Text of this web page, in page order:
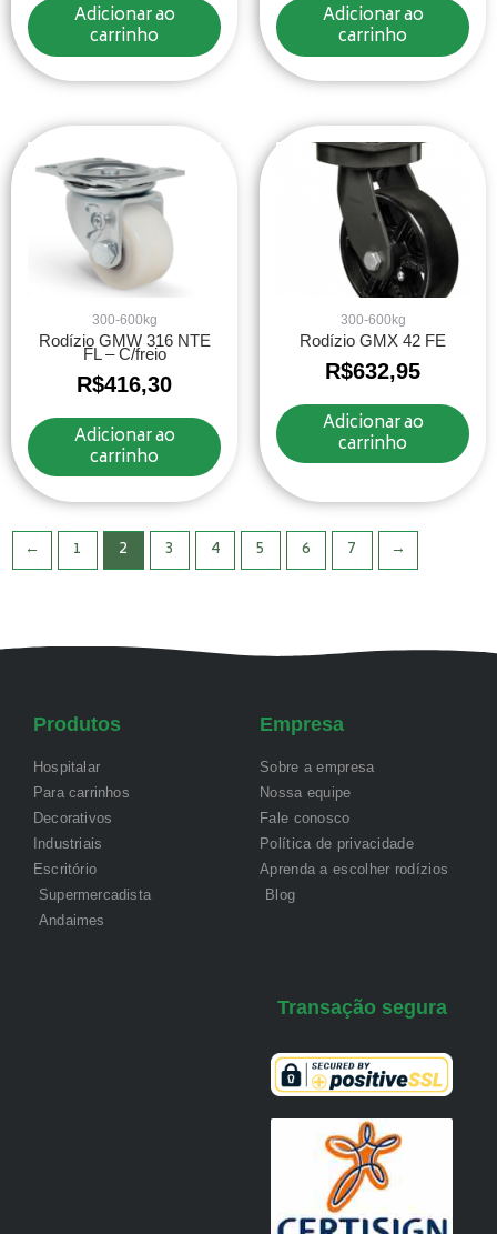
Adicionar ao
carrinho
Adicionar ao
carrinho
300-600kg
Rodízio GMW 316 NTE
FL – C/freio
R$416,30
Adicionar ao
carrinho
300-600kg
Rodízio GMX 42 FE
R$632,95
Adicionar ao
carrinho
← 1 2 3 4 5 6 7 →
Produtos
Hospitalar
Para carrinhos
Decorativos
Industriais
Escritório
Supermercadista
Andaimes
Empresa
Sobre a empresa
Nossa equipe
Fale conosco
Política de privacidade
Aprenda a escolher rodízios
Blog
Transação segura